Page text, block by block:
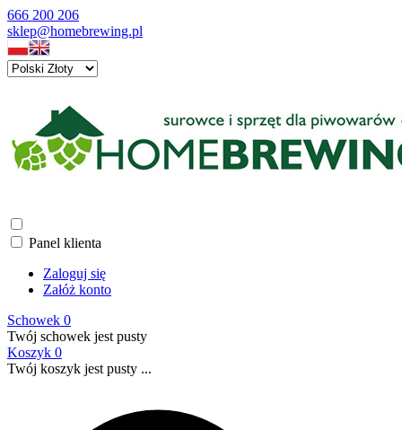
666 200 206
sklep@homebrewing.pl
Panel klienta
Zaloguj się
Załóż konto
Schowek 0
Twój schowek jest pusty
Koszyk 0
Twój koszyk jest pusty ...